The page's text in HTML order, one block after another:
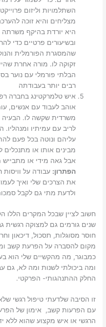
השתלמויות וליזום
מצליחים והיא זוכה
היא יורדת בהיקף
ובשיעורים פרטיים כדי
שהמסגרת הפורמלית
זקוקה לו. מורה אחרת
הבלתי פורמלי עם נוער
רבים יותר בעבודתה
איש טלמרקטינג בחברה
אוהב לעבוד עם אנשים,
משרדית שקשה לו. הבעיה
לריב עם עמיתיו
עליהם ונוטה בכל פעם
מבינים אותו או
אבל גאה מידי או מתבייש
הפתרון: עבודה על וויסות
את הצרכים שלי ואיך
ולדעת מתי גם לקבל
חשוב לציין שבכל המקרים הללו
שנים גורמים גם למצוקה רגשית
חוסר מסוגלות, תסכול, דיכאון
מקום להסברה על הפרעת קשב
כמבוגר, מה מהקשיים שלי הוא
ומה ביכולתי לשנות ומה לא, גם
החלק ההתנהגותי- הפרקטי.
זו הסיבה שלדעתי טיפול רגשי
עם הפרעות קשב, אימון של
הרגשי או איש מקצוע שהוא ללא